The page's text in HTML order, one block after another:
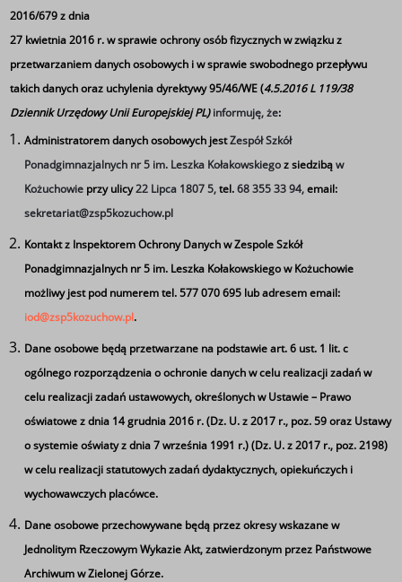
Podczas uroczystości, w której wzięli udział absolwenci
nie zabrakło także wspaniałych gości: pani Sylwia
Wojtasik-Członek Zarządu Powiatu Nowosolskiego
wręczyła Nagrodę Starosty absolwentce roku -Dagmarze
Godeckiej za najwyższą średnią uzyskaną w trakcie
edukacji , rodzice uczniów odebrali listy gratulacyjne, a
przedstawicielka Rady Rodziców przekazała serdeczne
gratulacje i życzenia . Młodsi koledzy z klasy 3TLIG we
wzruszających słowach podziękowali absolwentom za
wspólne chwile i życzyli im wszelkiej pomyślności
zarówno na maturze, jak i w życiu zawodowym.
Na pamiątkę absolwenci zostali obdarowani
pamiątkowymi złotymi statuetkami i słodkościami.
2016/679 z dnia
27 kwietnia 2016 r. w sprawie ochrony osób fizycznych w związku z
przetwarzaniem danych osobowych i w sprawie swobodnego przepływu
takich danych oraz uchylenia dyrektywy 95/46/WE (4.5.2016 L 119/38
Dziennik Urzędowy Unii Europejskiej PL)informuję, że:
Administratorem danych osobowych jestZespół Szkół
Ponadgimnazjalnych nr 5 im. Leszka Kołakowskiegoz siedzibąw
Kożuchowie przy ulicy22 Lipca 1807 5,tel.68 355 33 94,email:
sekretariat@zsp5kozuchow.pl
Kontakt z Inspektorem Ochrony Danych w Zespole Szkół
Ponadgimnazjalnych nr 5 im. Leszka Kołakowskiego w Kożuchowie
możliwy jest pod numerem tel. 577 070 695 lub adresem email:
iod@zsp5kozuchow.pl.
Dane osobowe będą przetwarzane na podstawie art. 6 ust. 1 lit. c
ogólnego rozporządzenia o ochronie danych w celu realizacji zadań w
celu realizacji zadań ustawowych, określonych w Ustawie – Prawo
oświatowe z dnia 14 grudnia 2016 r. (Dz. U. z 2017 r., poz. 59 oraz Ustawy
o systemie oświaty z dnia 7 września 1991 r.) (Dz. U. z 2017 r., poz. 2198)
w celu realizacji statutowych zadań dydaktycznych, opiekuńczych i
wychowawczych placówce.
Dane osobowe przechowywane będą przez okresy wskazane w
Jednolitym Rzeczowym Wykazie Akt, zatwierdzonym przez Państwowe
Archiwum w Zielonej Górze.